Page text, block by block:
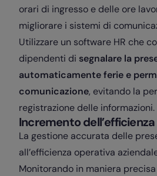
orari di ingresso e delle ore
migliorare i sistemi di
Utilizzare un software HR che
dipendenti di segnalare la
automaticamente ferie e
comunicazione, evitando la
registrazione delle informazioni.
Incremento
La gestione accurata delle
all’efficienza operativa
Monitorando in maniera